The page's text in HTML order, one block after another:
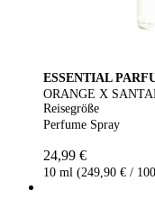
ESSENTIAL
ORANGE X
Reisegröße
Perfume Spray
24,99 €
10 ml (249,90 € /